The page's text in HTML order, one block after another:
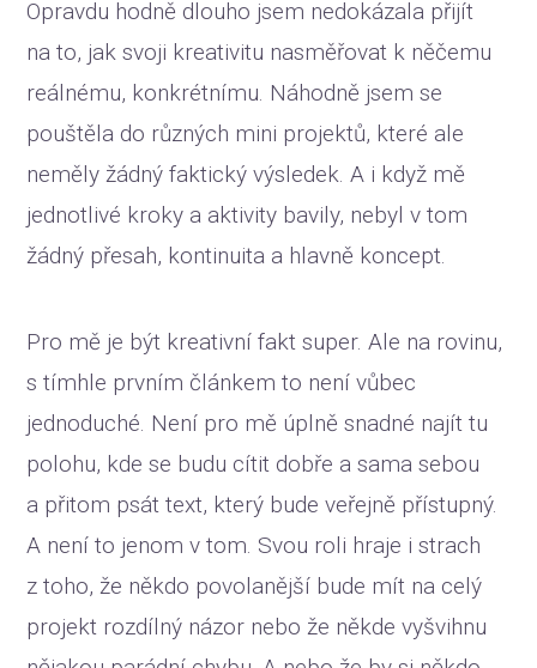
Opravdu hodně dlouho jsem nedokázala přijít
na to, jak svoji kreativitu nasměřovat k něčemu
reálnému, konkrétnímu. Náhodně jsem se
pouštěla do různých mini projektů, které ale
neměly žádný faktický výsledek. A i když mě
jednotlivé kroky a aktivity bavily, nebyl v tom
žádný přesah, kontinuita a hlavně koncept.
Pro mě je být kreativní fakt super. Ale na rovinu,
s tímhle prvním článkem to není vůbec
jednoduché. Není pro mě úplně snadné najít tu
polohu, kde se budu cítit dobře a sama sebou
a přitom psát text, který bude veřejně přístupný.
A není to jenom v tom. Svou roli hraje i strach
z toho, že někdo povolanější bude mít na celý
projekt rozdílný názor nebo že někde vyšvihnu